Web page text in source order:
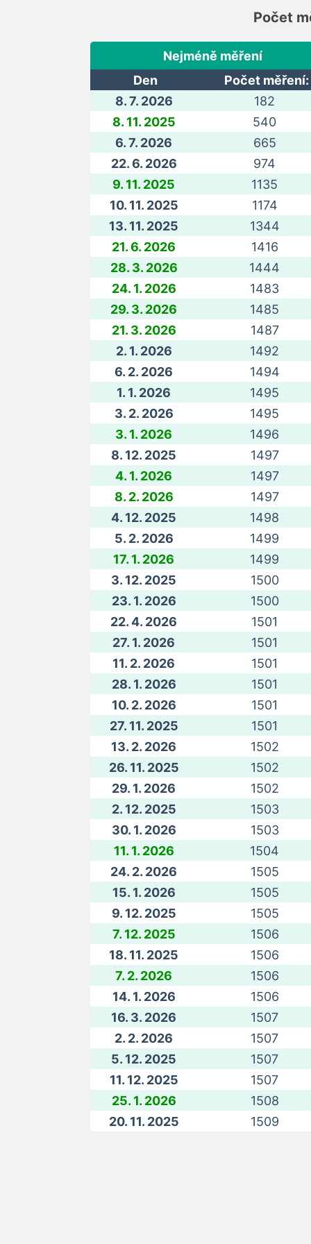
Počet
Nejméně měření
Den
Počet měření:
8. 7. 2026
182
8. 11. 2025
540
6. 7. 2026
665
22. 6. 2026
974
9. 11. 2025
1135
10. 11. 2025
1174
13. 11. 2025
1344
21. 6. 2026
1416
28. 3. 2026
1444
24. 1. 2026
1483
29. 3. 2026
1485
21. 3. 2026
1487
2. 1. 2026
1492
6. 2. 2026
1494
1. 1. 2026
1495
3. 2. 2026
1495
3. 1. 2026
1496
8. 12. 2025
1497
4. 1. 2026
1497
8. 2. 2026
1497
4. 12. 2025
1498
5. 2. 2026
1499
17. 1. 2026
1499
3. 12. 2025
1500
23. 1. 2026
1500
22. 4. 2026
1501
27. 1. 2026
1501
11. 2. 2026
1501
28. 1. 2026
1501
10. 2. 2026
1501
27. 11. 2025
1501
13. 2. 2026
1502
26. 11. 2025
1502
29. 1. 2026
1502
2. 12. 2025
1503
30. 1. 2026
1503
11. 1. 2026
1504
24. 2. 2026
1505
15. 1. 2026
1505
9. 12. 2025
1505
7. 12. 2025
1506
18. 11. 2025
1506
7. 2. 2026
1506
14. 1. 2026
1506
16. 3. 2026
1507
2. 2. 2026
1507
5. 12. 2025
1507
11. 12. 2025
1507
25. 1. 2026
1508
20. 11. 2025
1509